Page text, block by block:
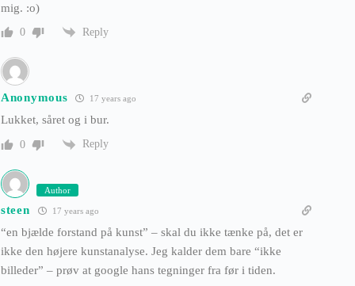
mig. :o)
0 Reply
Anonymous 17 years ago
Lukket, såret og i bur.
0 Reply
Author
steen 17 years ago
“en bjælde forstand på kunst” – skal du ikke tænke på, det er
ikke den højere kunstanalyse. Jeg kalder dem bare “ikke
billeder” – prøv at google hans tegninger fra før i tiden.